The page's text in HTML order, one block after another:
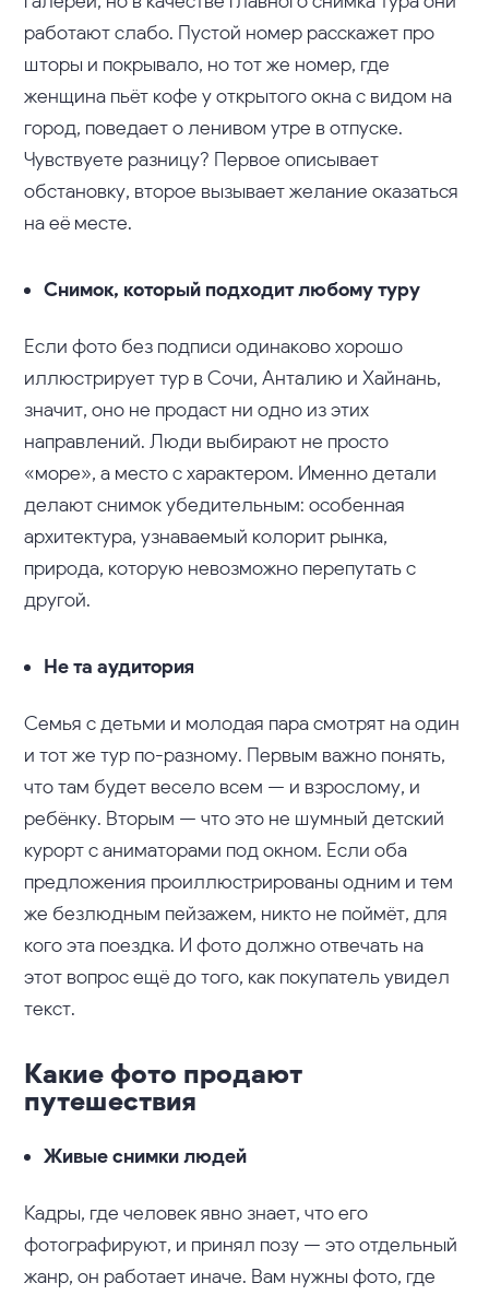
работают слабо. Пустой номер расскажет про
шторы и покрывало, но тот же номер, где
женщина пьёт кофе у открытого окна с видом на
город, поведает о ленивом утре в отпуске.
Чувствуете разницу? Первое описывает
обстановку, второе вызывает желание оказаться
на её месте.
Снимок, который подходит любому туру
Если фото без подписи одинаково хорошо
иллюстрирует тур в Сочи, Анталию и Хайнань,
значит, оно не продаст ни одно из этих
направлений. Люди выбирают не просто
«море», а место с характером. Именно детали
делают снимок убедительным: особенная
архитектура, узнаваемый колорит рынка,
природа, которую невозможно перепутать с
другой.
Не та аудитория
Семья с детьми и молодая пара смотрят на один
и тот же тур по-разному. Первым важно понять,
что там будет весело всем — и взрослому, и
ребёнку. Вторым — что это не шумный детский
курорт с аниматорами под окном. Если оба
предложения проиллюстрированы одним и тем
же безлюдным пейзажем, никто не поймёт, для
кого эта поездка. И фото должно отвечать на
этот вопрос ещё до того, как покупатель увидел
текст.
Какие фото продают
путешествия
Живые снимки людей
Кадры, где человек явно знает, что его
фотографируют, и принял позу — это отдельный
жанр, он работает иначе. Вам нужны фото, где